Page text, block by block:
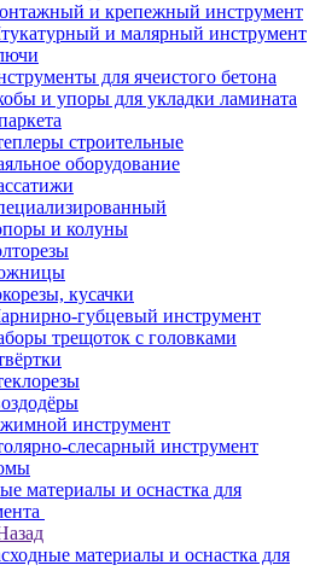
и крепежный инструмент
и малярный инструмент
для ячеистого бетона
и упоры для укладки ламината
строительные
оборудование
и колуны
кусачки
губцевый инструмент
трещоток с головками
инструмент
слесарный инструмент
материалы и оснастка для
материалы и оснастка для